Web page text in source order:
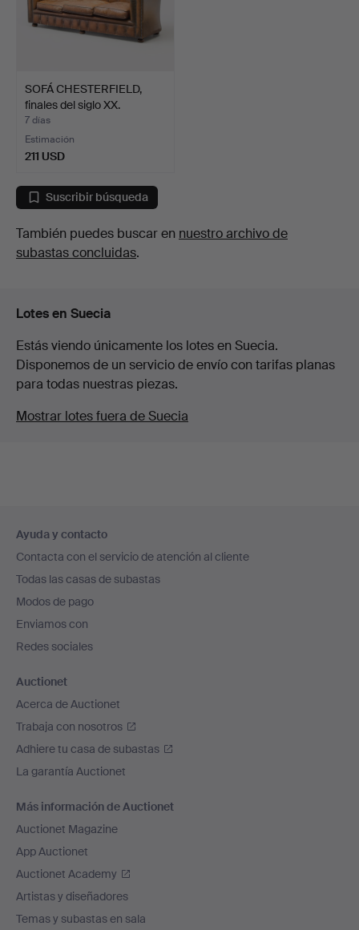
SOFÁ CHESTERFIELD,
finales del siglo XX.
7 días
Estimación
211 USD
Suscribir búsqueda
También puedes buscar en nuestro archivo de
subastas concluidas.
Lotes en Suecia
Estás viendo únicamente los lotes en Suecia.
Disponemos de un servicio de envío con tarifas planas
para todas nuestras piezas.
Mostrar lotes fuera de Suecia
en
el
pie
de
página
Ayuda y contacto
Contacta con el servicio de atención al cliente
Todas las casas de subastas
Modos de pago
Enviamos con
Redes sociales
Auctionet
Acerca de Auctionet
Trabaja con nosotros
Adhiere tu casa de subastas
La garantía Auctionet
Más información de Auctionet
Auctionet Magazine
App Auctionet
Auctionet Academy
Artistas y diseñadores
Temas y subastas en sala